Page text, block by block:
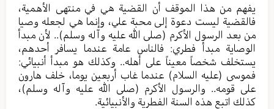
يفهم من هذا الموقف أن القضية هي في منتهى الأهمية،
فالقضية ليست دعوة إلى محبة علي، وإنما هي لجعله وصيا
من بعد الرسول الأكرم (صلى الله عليه وآله وسلم).. لأن مبدأ
الوصاية مبدأ فطري: فالناس عامة عندما يسافر أحدهم،
يستخلف شخصاً معيناً على أهله.. وكذلك هو مبدأ أنبيائي:
فموسى (عليه السلام) عندما غاب أربعين يوما، خلف هارون
على قومه.. والرسول الأكرم (صلى الله عليه وآله وسلم)،
كذلك اتبع هذه السنة الفطرية والأنبيائية.